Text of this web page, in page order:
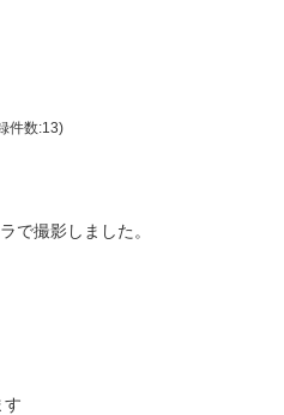
件数:13)
撮影しました。
す